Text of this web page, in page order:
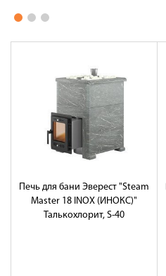
Печь для бани Эверест "Steam
Master 18 INOX (ИНОКС)"
Талькохлорит, S-40